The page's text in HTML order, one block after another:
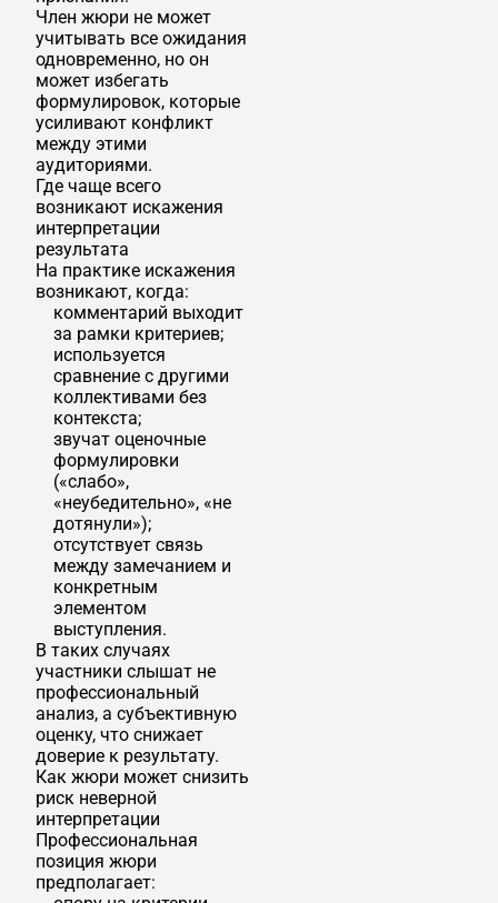
Член жюри не может
учитывать все ожидания
одновременно, но он
может избегать
формулировок, которые
усиливают конфликт
между этими
аудиториями.
Где чаще всего
возникают искажения
интерпретации
результата
На практике искажения
возникают, когда:
комментарий выходит
за рамки критериев;
используется
сравнение с другими
коллективами без
контекста;
звучат оценочные
формулировки
(«слабо»,
«неубедительно», «не
дотянули»);
отсутствует связь
между замечанием и
конкретным
элементом
выступления.
В таких случаях
участники слышат не
профессиональный
анализ, а субъективную
оценку, что снижает
доверие к результату.
Как жюри может снизить
риск неверной
интерпретации
Профессиональная
позиция жюри
предполагает: